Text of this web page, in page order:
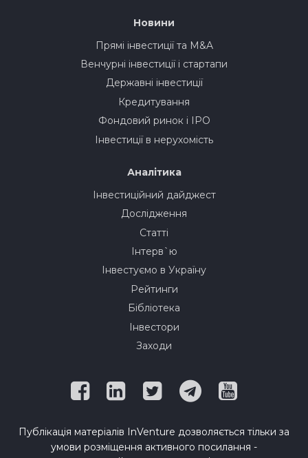
Новини
Прямі інвестиції та M&A
Венчурні інвестиції і стартапи
Державні інвестиції
Кредитування
Фондовий ринок і IPO
Інвестиції в нерухомість
Аналітика
Інвестиційний дайджест
Дослідження
Статті
Інтерв`ю
Інвестуємо в Україну
Рейтинги
Бібліотека
Інвестори
Заходи
Публікація матеріалів InVenture дозволяється тільки за
умови розміщення активного посилання -